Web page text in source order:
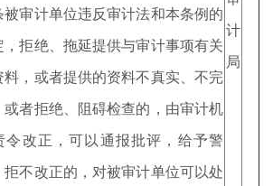
被审计单位违反审计法和本条例的
，拒绝、拖延提供与审计事项有关
料，或者提供的资料不真实、不完
或者拒绝、阻碍检查的，由审计机
令改正，可以通报批评，给予警
拒不改正的，对被审计单位可以处
计
局